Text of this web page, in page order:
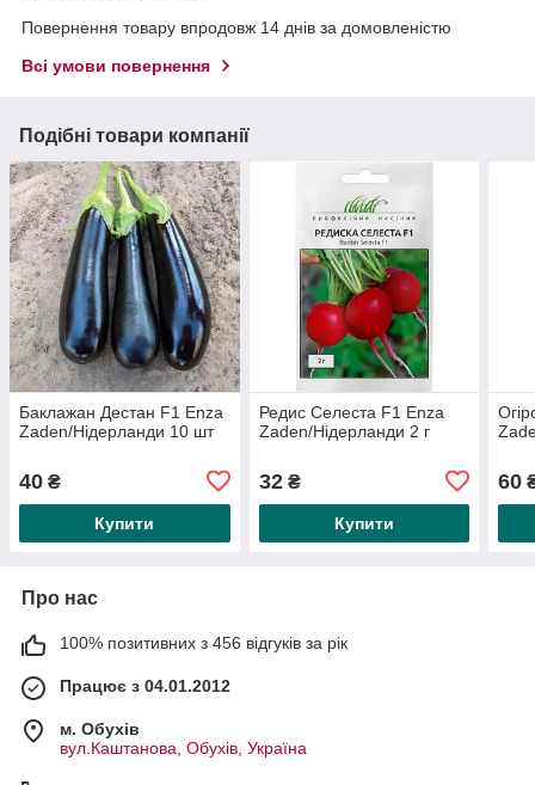
Повернення товару впродовж 14 днів за домовленістю
Всі умови повернення
Подібні товари компанії
Баклажан Дестан F1 Enza
Zaden/Нідерланди 10 шт
40 ₴
Купити
Редис Селеста F1 Enza
Zaden/Нідерланди 2 г
32₴
Купити
60
Про нас
100% позитивних з 456 відгуків за рік
Працює з 04.01.2012
м. Обухів
вул.Каштанова, Обухів, Україна